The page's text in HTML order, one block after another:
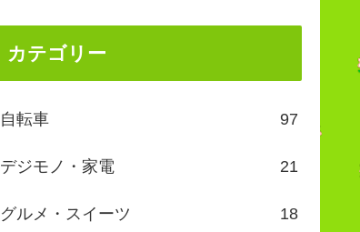
カテゴリー
自転車 97
デジモノ・家電 21
グルメ・スイーツ 18